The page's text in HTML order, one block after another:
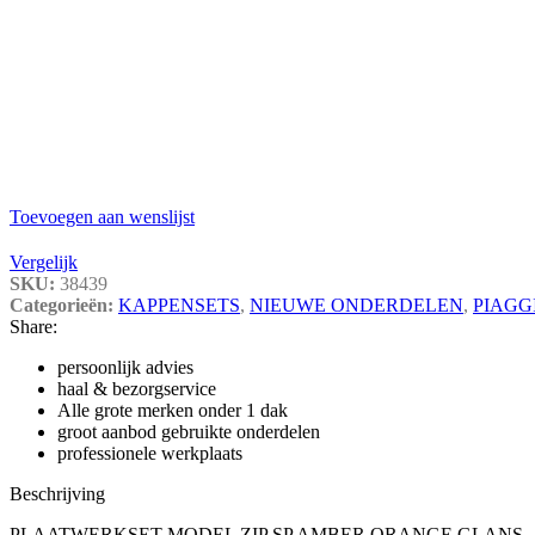
Toevoegen aan wenslijst
Vergelijk
SKU: 38439
Categorieën: KAPPENSETS, NIEUWE ONDERDELEN,
Share:
persoonlijk advies
haal & bezorgservice
Alle grote merken onder 1 dak
groot aanbod gebruikte onderdelen
professionele werkplaats
Beschrijving